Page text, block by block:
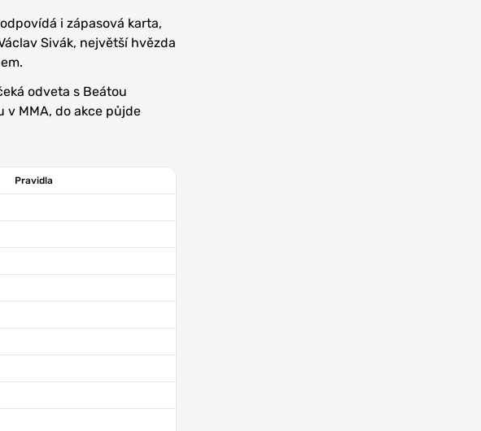
i zápasová karta,
Sivák, největší hvězda
odveta s Beátou
MMA, do akce půjde
Pravidla